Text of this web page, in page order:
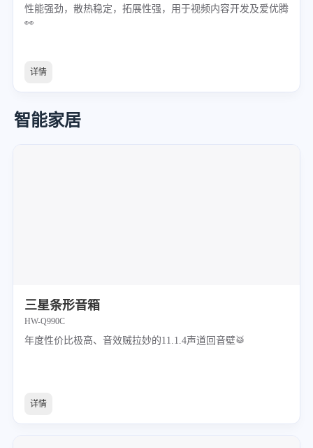
性能强劲，散热稳定，拓展性强，用于视频内容开发及爱优腾
👀
详情
智能家居
三星条形音箱
HW-Q990C
年度性价比极高、音效贼拉妙的11.1.4声道回音壁🥁
详情